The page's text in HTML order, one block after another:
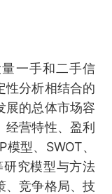
一手和二手信
性分析相结合的
展的总体市场容
经营特性、盈利
型、SWOT、
研究模型与方法
、竞争格局、技